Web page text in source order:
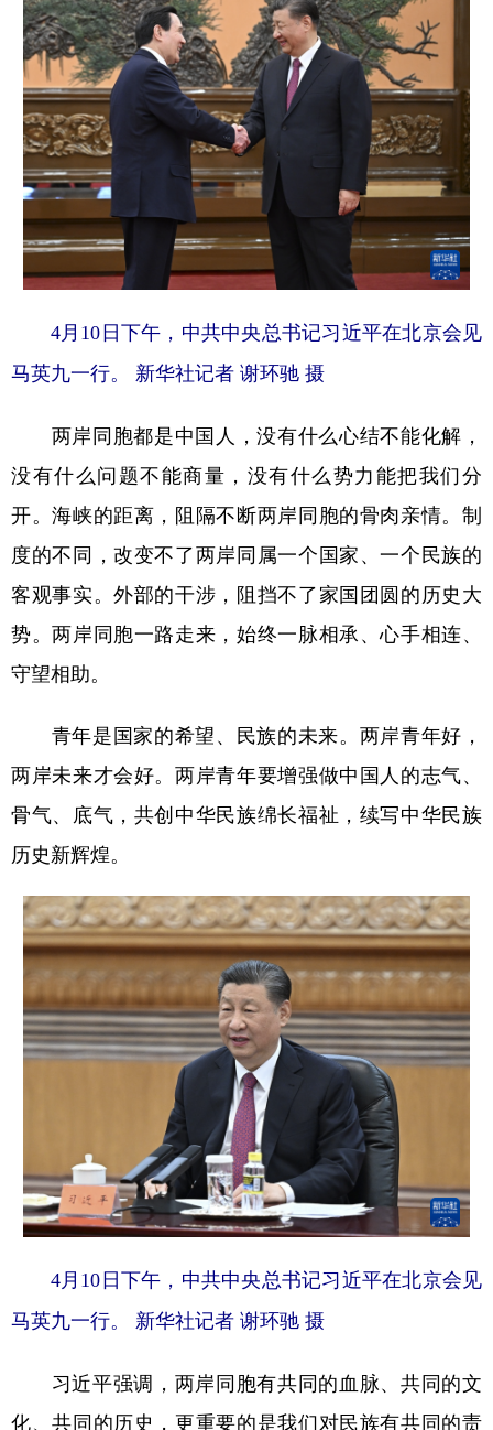
4月10日下午，中共中央总书记习近平在北京会见
马英九一行。 新华社记者 谢环驰 摄
两岸同胞都是中国人，没有什么心结不能化解，
没有什么问题不能商量，没有什么势力能把我们分
开。海峡的距离，阻隔不断两岸同胞的骨肉亲情。制
度的不同，改变不了两岸同属一个国家、一个民族的
客观事实。外部的干涉，阻挡不了家国团圆的历史大
势。两岸同胞一路走来，始终一脉相承、心手相连、
守望相助。
青年是国家的希望、民族的未来。两岸青年好，
两岸未来才会好。两岸青年要增强做中国人的志气、
骨气、底气，共创中华民族绵长福祉，续写中华民族
历史新辉煌。
4月10日下午，中共中央总书记习近平在北京会见
马英九一行。 新华社记者 谢环驰 摄
习近平强调，两岸同胞有共同的血脉、共同的文
化、共同的历史，更重要的是我们对民族有共同的责